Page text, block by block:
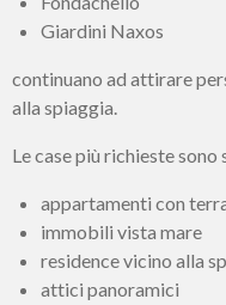
Giardini Naxos
continuano ad attirare
alla spiaggia.
Le case più richieste sono
appartamenti con
immobili vista mare
residence vicino alla
attici panoramici